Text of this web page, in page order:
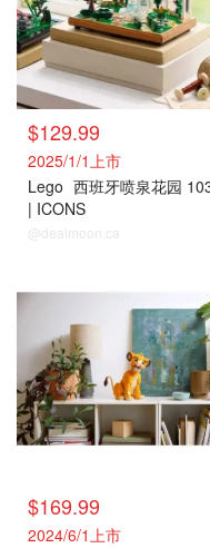
$129.99
2025/1/1上市
Lego 西班牙喷泉花园
| ICONS
@dealmoon.ca
$169.99
2024/6/1上市